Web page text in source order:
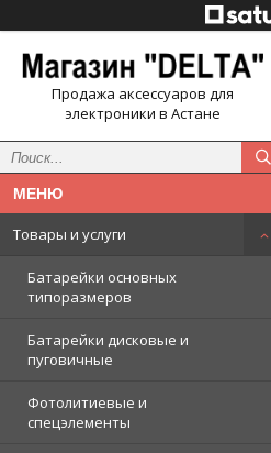
Продажа аксессуаров для
электроники в Астане
Товары и услуги
Батарейки основных
типоразмеров
Батарейки дисковые и
пуговичные
Фотолитиевые и
спецэлементы